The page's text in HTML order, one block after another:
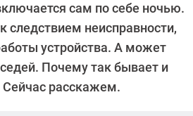
сам по себе ночью.
следствием неисправности,
устройства. А может
Почему так бывает и
Сейчас расскажем.